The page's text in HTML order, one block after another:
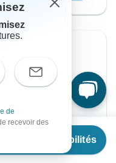
Voir les disponibilités
Jeudi
2026
de
recevoir des